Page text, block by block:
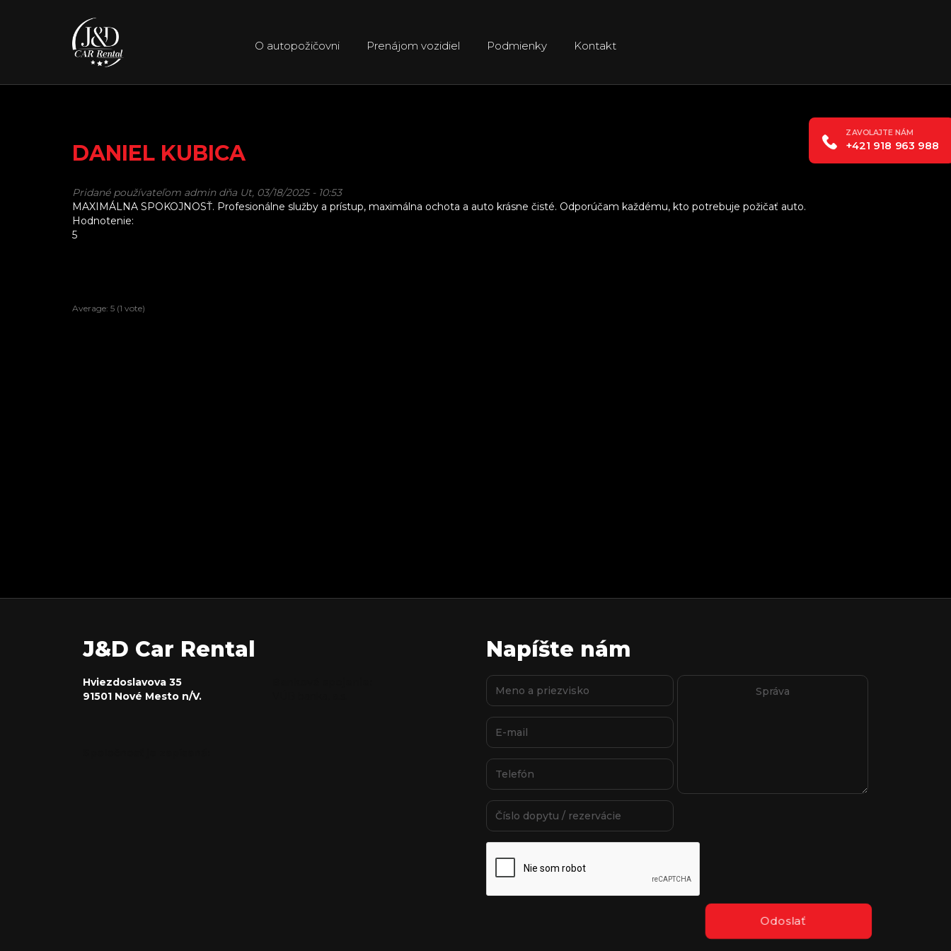
O autopožičovni Prenájom vozidiel Podmienky Kontakt
+421 918 963 988
DANIEL KUBICA
Pridané používateľom admindňa Ut, 03/18/2025 - 10:53
MAXIMÁLNA SPOKOJNOSŤ. Profesionálne služby a prístup, maximálna ochota a auto krásne čisté. Odporúčam každému, kto potrebuje požičať auto.
Hodnotenie:
5
Average: 5 (1 vote)
J&D Car Rental
Hviezdoslavova 35
91501 Nové Mesto n/V.
Napíšte nám
Odoslať